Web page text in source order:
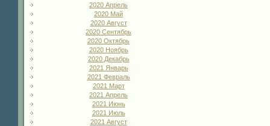
2020 Апрель
2020 Май
2020 Август
2020 Сентябрь
2020 Октябрь
2020 Ноябрь
2020 Декабрь
2021 Январь
2021 Февраль
2021 Март
2021 Апрель
2021 Июнь
2021 Июль
2021 Август